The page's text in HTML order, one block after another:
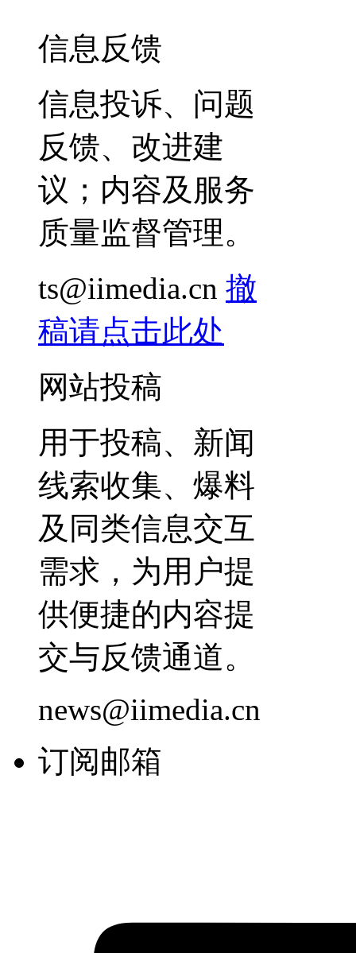
信息反馈
信息投诉、问题
反馈、改进建
议；内容及服务
质量监督管理。
ts@iimedia.cn 撤
稿请点击此处
网站投稿
用于投稿、新闻
线索收集、爆料
及同类信息交互
需求，为用户提
供便捷的内容提
交与反馈通道。
news@iimedia.cn
订阅邮箱